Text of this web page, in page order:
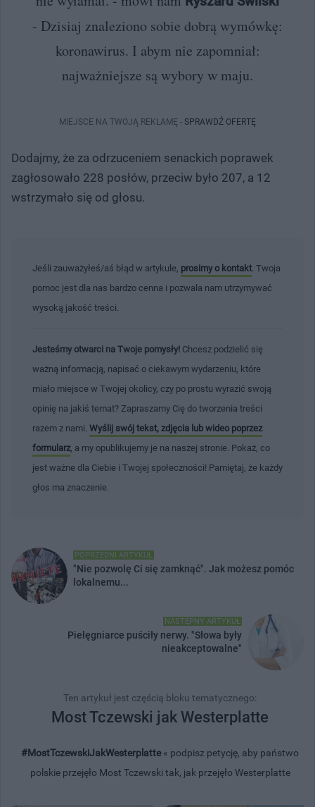
- Dzisiaj znaleziono sobie dobrą wymówkę:
koronawirus. I abym nie zapomniał:
najważniejsze są wybory w maju.
MIEJSCE NA TWOJĄ REKLAMĘ - SPRAWDŹ OFERTĘ
Dodajmy, że za odrzuceniem senackich poprawek
zagłosowało 228 posłów, przeciw było 207, a 12
wstrzymało się od głosu.
Jeśli zauważyłeś/aś błąd w artykule, prosimy o kontakt . Twoja
pomoc jest dla nas bardzo cenna i pozwala nam utrzymywać
wysoką jakość treści.
Jesteśmy otwarci na Twoje pomysły! Chcesz podzielić się
ważną informacją, napisać o ciekawym wydarzeniu, które
miało miejsce w Twojej okolicy, czy po prostu wyrazić swoją
opinię na jakiś temat? Zapraszamy Cię do tworzenia treści
razem z nami. Wyślij swój tekst, zdjęcia lub wideo poprzez
formularz , a my opublikujemy je na naszej stronie. Pokaż, co
jest ważne dla Ciebie i Twojej społeczności! Pamiętaj, że każdy
głos ma znaczenie.
POPRZEDNI ARTYKUŁ
"Nie pozwolę Ci się zamknąć". Jak możesz pomóc
lokalnemu...
NASTĘPNY ARTYKUŁ
Pielęgniarce puściły nerwy. "Słowa były
nieakceptowalne"
Ten artykuł jest częścią bloku tematycznego:
Most Tczewski jak Westerplatte
#MostTczewskiJakWesterplatte« podpisz petycję, aby państwo
polskie przejęło Most Tczewski tak, jak przejęło Westerplatte